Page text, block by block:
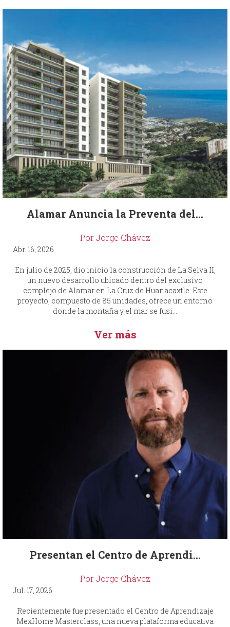
Alamar Anuncia la Preventa del...
Por Jorge Chávez
Abr. 16, 2026
En julio de 2025, dio inicio la construcción de La Selva II,
un nuevo desarrollo ubicado dentro del exclusivo
complejo de Alamar en La Cruz de Huanacaxtle. Este
proyecto, compuesto de 85 unidades, ofrece un entorno
donde la montaña y el mar se fusi...
Ver más
Presentan el Centro de Aprendi...
Por Jorge Chávez
Jul. 17, 2026
Recientemente fue presentado el Centro de Aprendizaje
MexHome Masterclass, una nueva plataforma educativa